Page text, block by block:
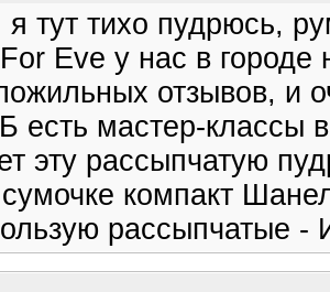
тут тихо пудрюсь,
Eve у нас в городе
отзывов, и
есть мастер-классы
эту рассыпчатую
компакт
рассыпчатые